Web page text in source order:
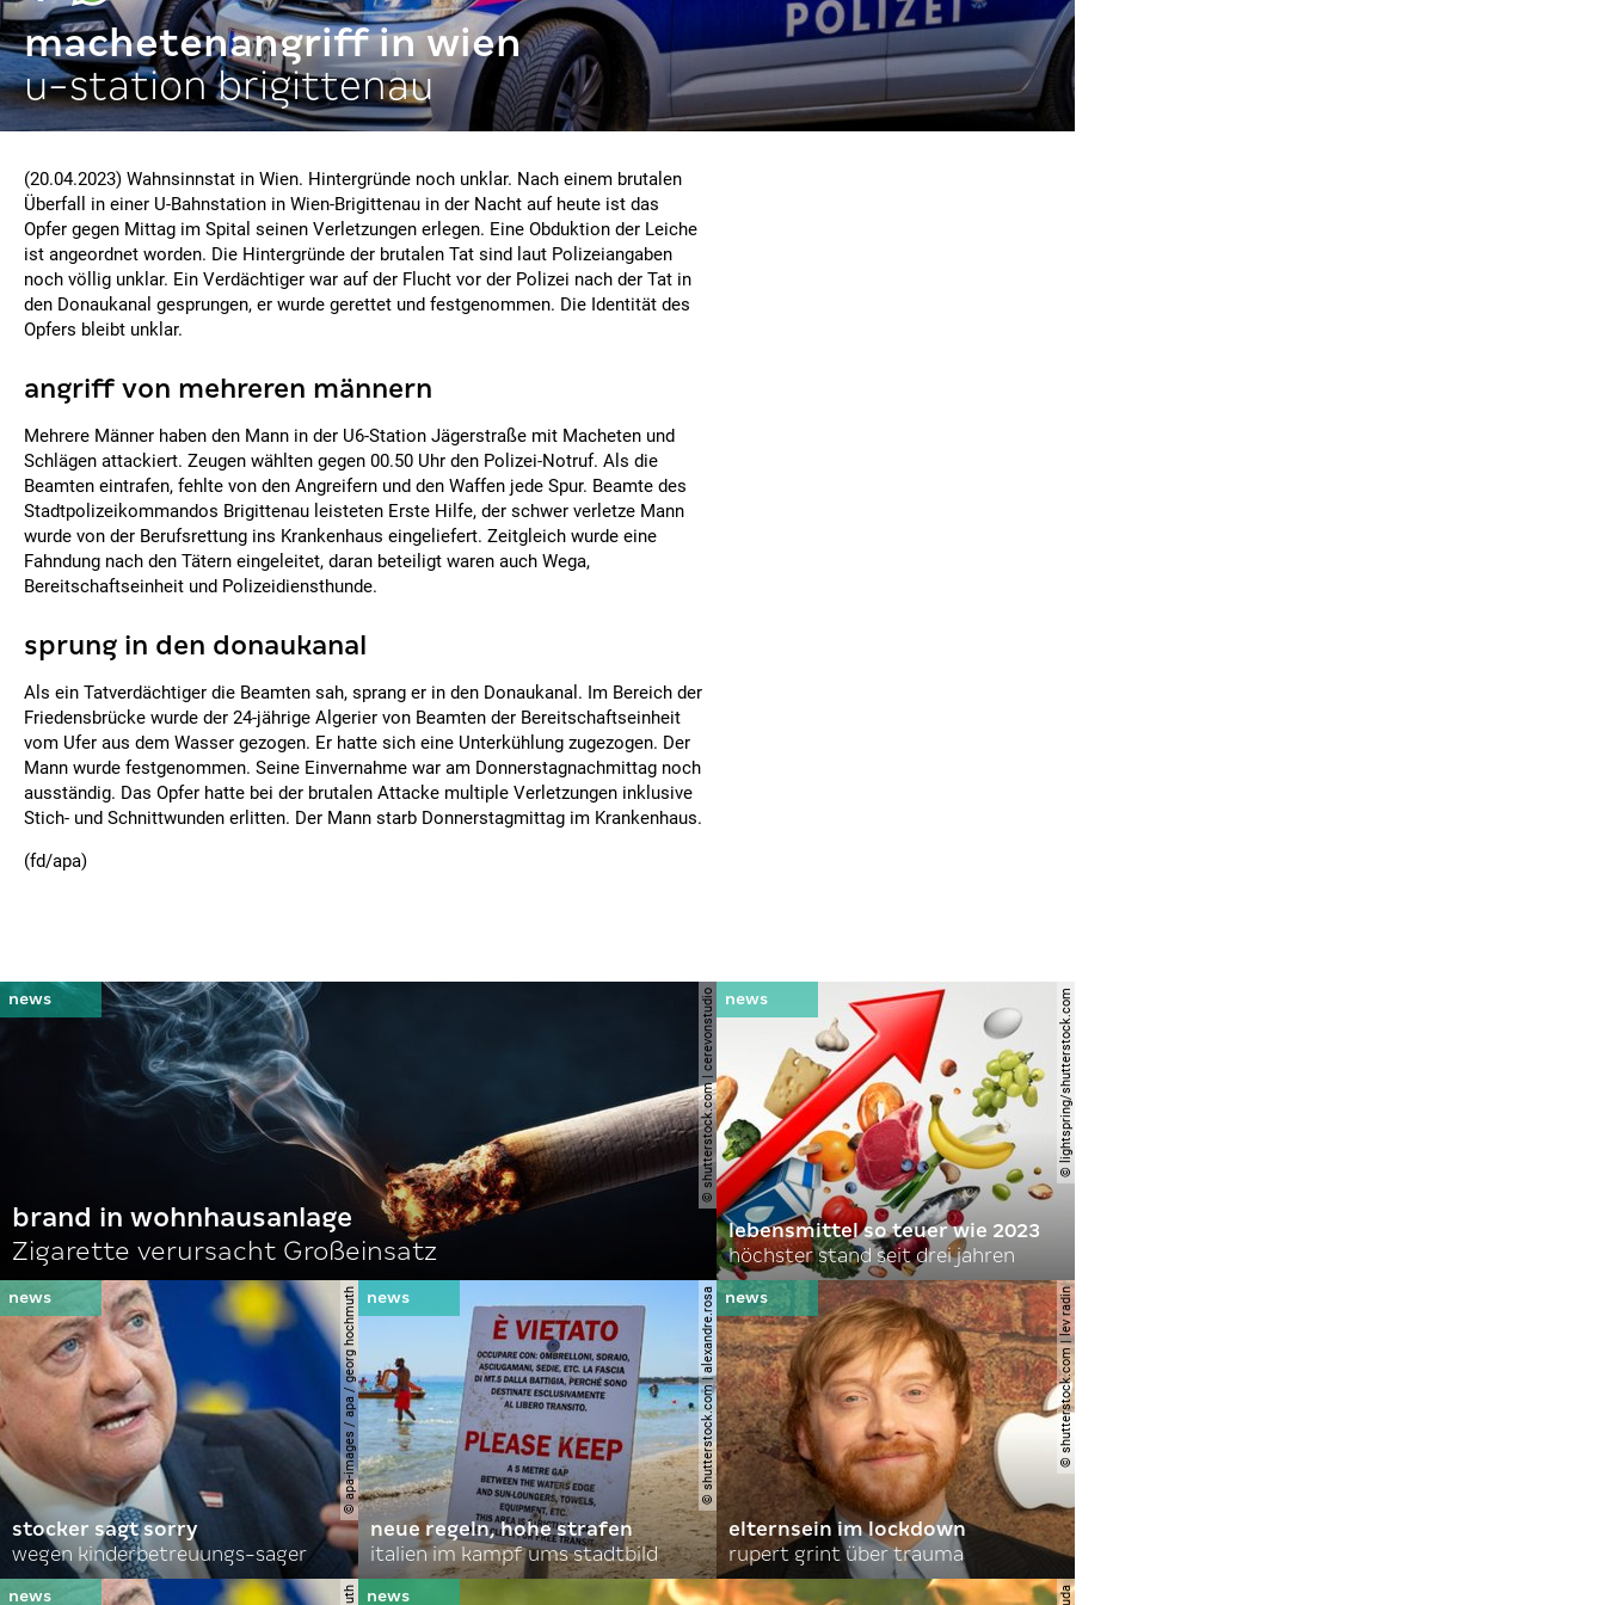
machetenangriff in wien
u-station brigittenau
(20.04.2023) Wahnsinnstat in Wien. Hintergründe noch unklar. Nach einem brutalen
Überfall in einer U-Bahnstation in Wien-Brigittenau in der Nacht auf heute ist das
Opfer gegen Mittag im Spital seinen Verletzungen erlegen. Eine Obduktion der Leiche
ist angeordnet worden. Die Hintergründe der brutalen Tat sind laut Polizeiangaben
noch völlig unklar. Ein Verdächtiger war auf der Flucht vor der Polizei nach der Tat in
den Donaukanal gesprungen, er wurde gerettet und festgenommen. Die Identität des
Opfers bleibt unklar.
angriff von mehreren männern
Mehrere Männer haben den Mann in der U6-Station Jägerstraße mit Macheten und
Schlägen attackiert. Zeugen wählten gegen 00.50 Uhr den Polizei-Notruf. Als die
Beamten eintrafen, fehlte von den Angreifern und den Waffen jede Spur. Beamte des
Stadtpolizeikommandos Brigittenau leisteten Erste Hilfe, der schwer verletze Mann
wurde von der Berufsrettung ins Krankenhaus eingeliefert. Zeitgleich wurde eine
Fahndung nach den Tätern eingeleitet, daran beteiligt waren auch Wega,
Bereitschaftseinheit und Polizeidiensthunde.
sprung in den donaukanal
Als ein Tatverdächtiger die Beamten sah, sprang er in den Donaukanal. Im Bereich der
Friedensbrücke wurde der 24-jährige Algerier von Beamten der Bereitschaftseinheit
vom Ufer aus dem Wasser gezogen. Er hatte sich eine Unterkühlung zugezogen. Der
Mann wurde festgenommen. Seine Einvernahme war am Donnerstagnachmittag noch
ausständig. Das Opfer hatte bei der brutalen Attacke multiple Verletzungen inklusive
Stich- und Schnittwunden erlitten. Der Mann starb Donnerstagmittag im Krankenhaus.
(fd/apa)
© shutterstock.com | cerevonstudio
brand in wohnhausanlage
Zigarette verursacht Großeinsatz
© lightspring/shutterstock.com
lebensmittel so teuer wie 2023
höchster stand seit drei jahren
© apa-images / apa / georg hochmuth
stocker sagt sorry
wegen kinderbetreuungs-sager
© shutterstock.com | alexandre.rosa
neue regeln, hohe strafen
italien im kampf ums stadtbild
© shutterstock.com | lev radin
elternsein im lockdown
rupert grint über trauma